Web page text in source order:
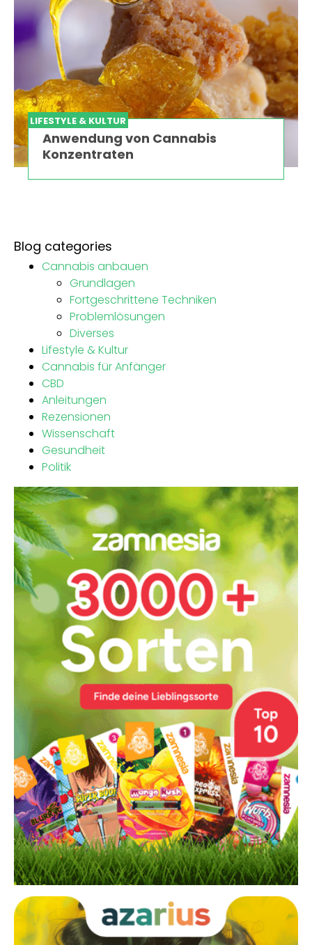
LIFESTYLE & KULTUR
Anwendung von Cannabis
Konzentraten
Blog categories
Cannabis anbauen
Grundlagen
Fortgeschrittene Techniken
Problemlösungen
Diverses
Lifestyle & Kultur
Cannabis für Anfänger
CBD
Anleitungen
Rezensionen
Wissenschaft
Gesundheit
Politik